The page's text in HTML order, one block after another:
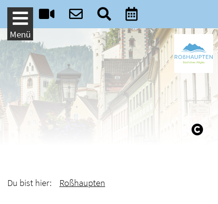
Weiter zum Inhalt
Menü
Du bist hier: Roßhaupten